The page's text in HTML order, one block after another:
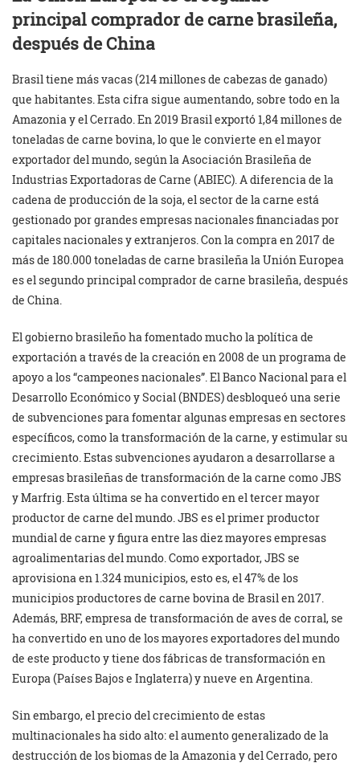
principal comprador de carne brasileña,
después de China
Brasil tiene más vacas (214 millones de cabezas de ganado)
que habitantes. Esta cifra sigue aumentando, sobre todo en la
Amazonia y el Cerrado. En 2019 Brasil exportó 1,84 millones de
toneladas de carne bovina, lo que le convierte en el mayor
exportador del mundo, según la Asociación Brasileña de
Industrias Exportadoras de Carne (ABIEC). A diferencia de la
cadena de producción de la soja, el sector de la carne está
gestionado por grandes empresas nacionales financiadas por
capitales nacionales y extranjeros. Con la compra en 2017 de
más de 180.000 toneladas de carne brasileña la Unión Europea
es el segundo principal comprador de carne brasileña, después
de China.
El gobierno brasileño ha fomentado mucho la política de
exportación a través de la creación en 2008 de un programa de
apoyo a los “campeones nacionales”. El Banco Nacional para el
Desarrollo Económico y Social (BNDES) desbloqueó una serie
de subvenciones para fomentar algunas empresas en sectores
específicos, como la transformación de la carne, y estimular su
crecimiento. Estas subvenciones ayudaron a desarrollarse a
empresas brasileñas de transformación de la carne como JBS
y Marfrig. Esta última se ha convertido en el tercer mayor
productor de carne del mundo. JBS es el primer productor
mundial de carne y figura entre las diez mayores empresas
agroalimentarias del mundo. Como exportador, JBS se
aprovisiona en 1.324 municipios, esto es, el 47% de los
municipios productores de carne bovina de Brasil en 2017.
Además, BRF, empresa de transformación de aves de corral, se
ha convertido en uno de los mayores exportadores del mundo
de este producto y tiene dos fábricas de transformación en
Europa (Países Bajos e Inglaterra) y nueve en Argentina.
Sin embargo, el precio del crecimiento de estas
multinacionales ha sido alto: el aumento generalizado de la
destrucción de los biomas de la Amazonia y del Cerrado, pero